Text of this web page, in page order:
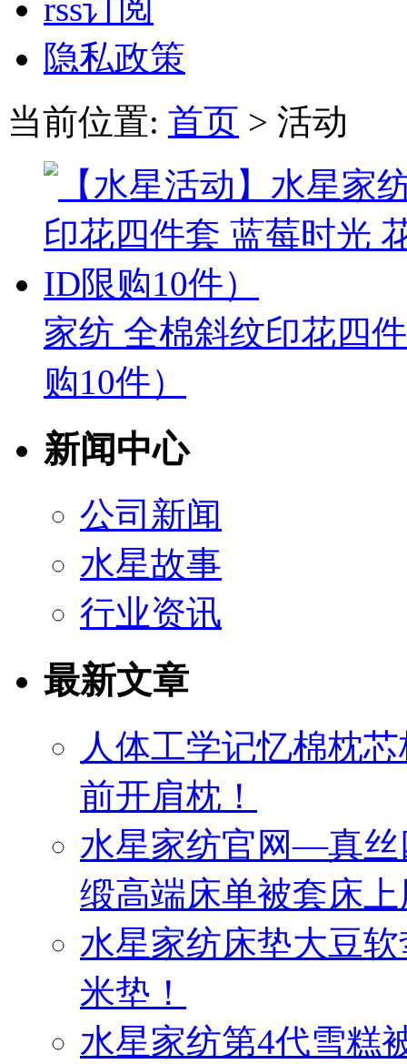
rss订阅
隐私政策
当前位置: 首页 > 活动
家纺 全棉斜纹印花四
购10件）
新闻中心
公司新闻
水星故事
行业资讯
最新文章
人体工学记忆棉枕
前开肩枕！
水星家纺官网—真丝
缎高端床单被套床
水星家纺床垫大豆
米垫！
水星家纺第4代雪糕